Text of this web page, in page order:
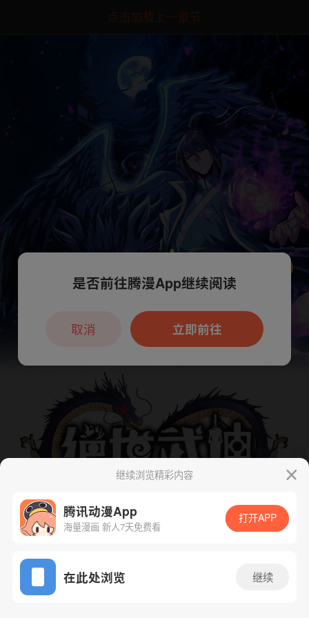
点击加载上一章节
App免费看
下一话
继续浏览精彩内容
腾讯动漫App
海量漫画 新人7天免费看
打开APP
在此处浏览 继续
本章节仅支持App阅读，可打开App新用
户7天免费看
是否前往腾漫App继续阅读
立即前往
取消